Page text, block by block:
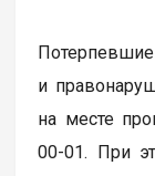
и
на месте
00-01. При